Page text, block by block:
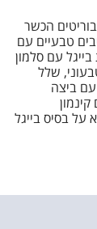
הכשר
טבעיים עם
עם סלמון
שלל
ביצה
על בסיס בייגל